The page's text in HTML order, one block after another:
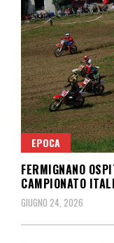
EPOCA
FERMIGNANO
CAMPIONATO
GIUGNO 24, 2026